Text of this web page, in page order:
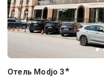
Отель Modjo 3★